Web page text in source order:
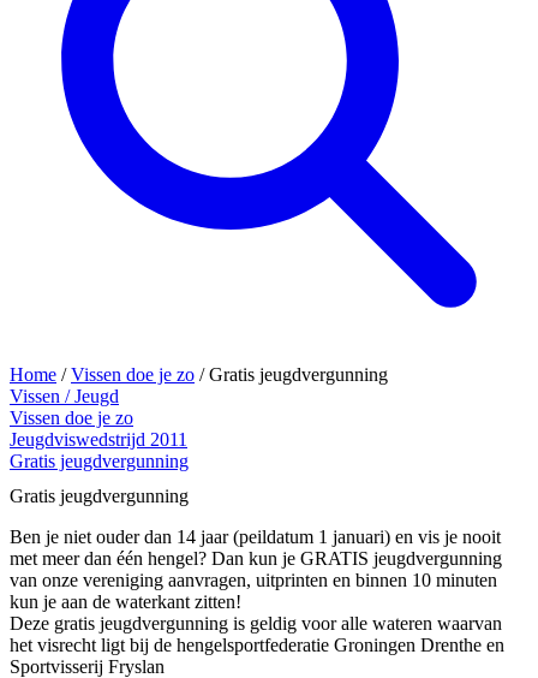
Home /Vissen doe je zo /Gratis jeugdvergunning
Vissen / Jeugd
Vissen doe je zo
Jeugdviswedstrijd 2011
Gratis jeugdvergunning
Gratis jeugdvergunning
Ben je niet ouder dan 14 jaar (peildatum 1 januari) en vis je nooit
met meer dan één hengel? Dan kun je GRATIS jeugdvergunning
van onze vereniging aanvragen, uitprinten en binnen 10 minuten
kun je aan de waterkant zitten!
Deze gratis jeugdvergunning is geldig voor alle wateren waarvan
het visrecht ligt bij de hengelsportfederatie Groningen Drenthe en
Sportvisserij Fryslan